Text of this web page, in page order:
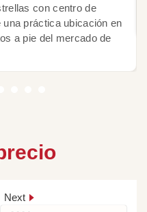
con centro de
práctica ubicación en
a pie del mercado de
Next